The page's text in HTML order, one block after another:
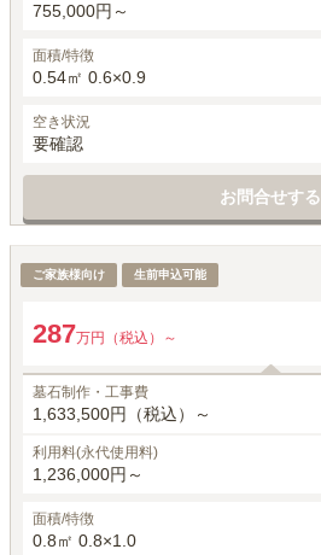
755,000円～
面積/特徴
0.54㎡ 0.6×0.9
空き状況
要確認
お問合せする
ゆとり
ご家族様向け 生前申込可能
287万円（税込）～
墓石制作・工事費
1,633,500円（税込）～
利用料(永代使用料)
1,236,000円～
面積/特徴
0.8㎡ 0.8×1.0